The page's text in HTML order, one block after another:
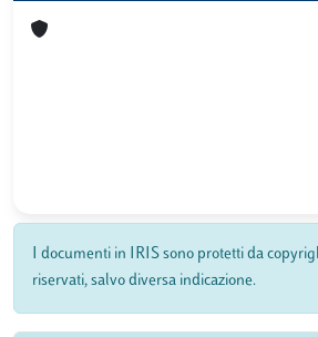
I documenti in IRIS sono protetti da
riservati, salvo diversa indicazione.